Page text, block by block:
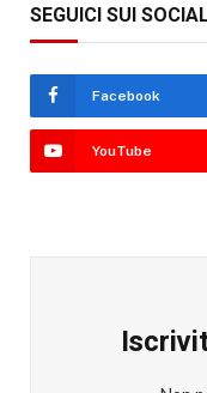
SEGUICI SUI
Facebook
YouTube